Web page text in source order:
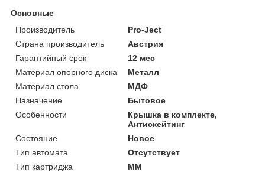
Основные
Производитель
Pro-Ject
Страна производитель
Австрия
Гарантийный срок
12 мес
Материал опорного диска
Металл
Материал стола
МДФ
Назначение
Бытовое
Особенности
Крышка в комплекте,
Антискейтинг
Состояние
Новое
Тип автомата
Отсутствует
Тип картриджа
MM